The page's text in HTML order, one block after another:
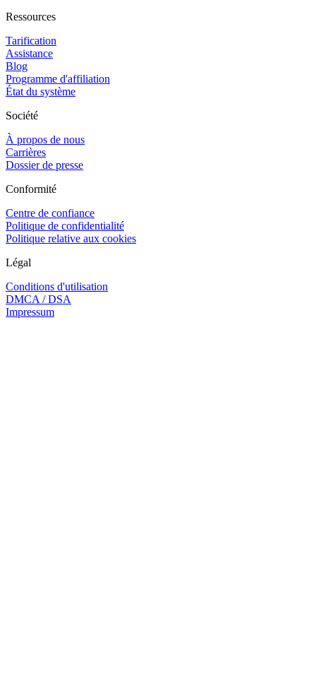
Ressources
Tarification
Assistance
Blog
Programme d'affiliation
État du système
Société
À propos de nous
Carrières
Dossier de presse
Conformité
Centre de confiance
Politique de confidentialité
Politique relative aux cookies
Légal
Conditions d'utilisation
DMCA / DSA
Impressum